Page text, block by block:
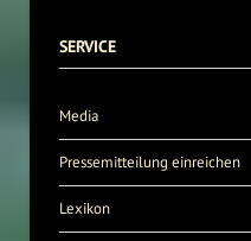
SERVICE
Media
Pressemitteilung einreichen
Lexikon